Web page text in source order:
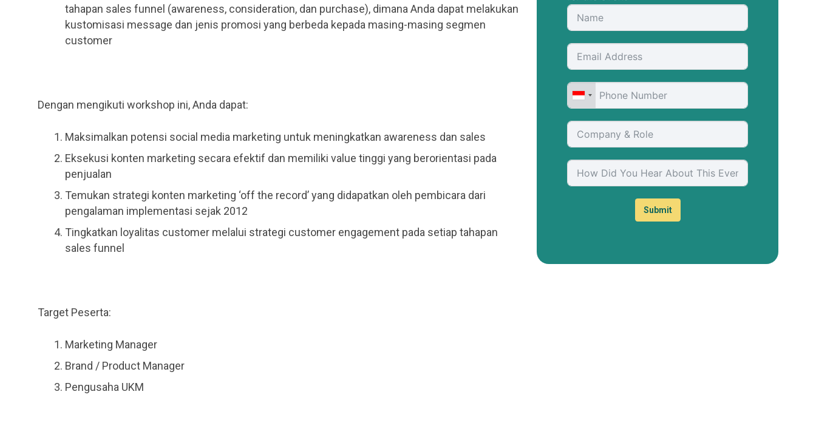
tahapan sales funnel (awareness, consideration, dan purchase), dimana Anda dapat melakukan
kustomisasi message dan jenis promosi yang berbeda kepada masing-masing segmen
customer
Dengan mengikuti workshop ini, Anda dapat:
Maksimalkan potensi social media marketing untuk meningkatkan awareness dan sales
Eksekusi konten marketing secara efektif dan memiliki value tinggi yang berorientasi pada
penjualan
Temukan strategi konten marketing ‘off the record’ yang didapatkan oleh pembicara dari
pengalaman implementasi sejak 2012
Tingkatkan loyalitas customer melalui strategi customer engagement pada setiap tahapan
sales funnel
Target Peserta:
Marketing Manager
Brand / Product Manager
Pengusaha UKM
Submit